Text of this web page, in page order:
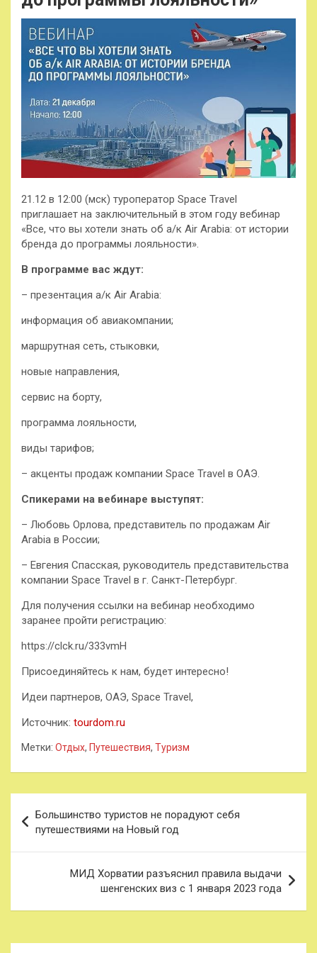
21.12 в 12:00 (мск) туроператор Space Travel
приглашает на заключительный в этом году вебинар
«Все, что вы хотели знать об а/к Air Arabia: от истории
бренда до программы лояльности».
В программе вас ждут:
– презентация а/к Air Arabia:
информация об авиакомпании;
маршрутная сеть, стыковки,
новые направления,
сервис на борту,
программа лояльности,
виды тарифов;
– акценты продаж компании Space Travel в ОАЭ.
Спикерами на вебинаре выступят:
– Любовь Орлова, представитель по продажам Air
Arabia в России;
– Евгения Спасская, руководитель представительства
компании Space Travel в г. Санкт-Петербург.
Для получения ссылки на вебинар необходимо
заранее пройти регистрацию:
https://clck.ru/333vmH
Присоединяйтесь к нам, будет интересно!
Идеи партнеров, ОАЭ, Space Travel,
Источник: tourdom.ru
Метки: Отдых, Путешествия, Туризм
по
записям
Большинство туристов не порадуют себя
путешествиями на Новый год
МИД Хорватии разъяснил правила выдачи
шенгенских виз с 1 января 2023 года